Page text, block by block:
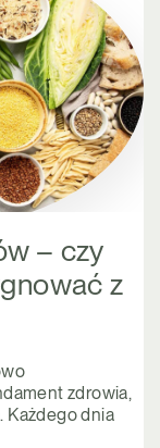
– czy
z
zdrowia,
Każdego dnia